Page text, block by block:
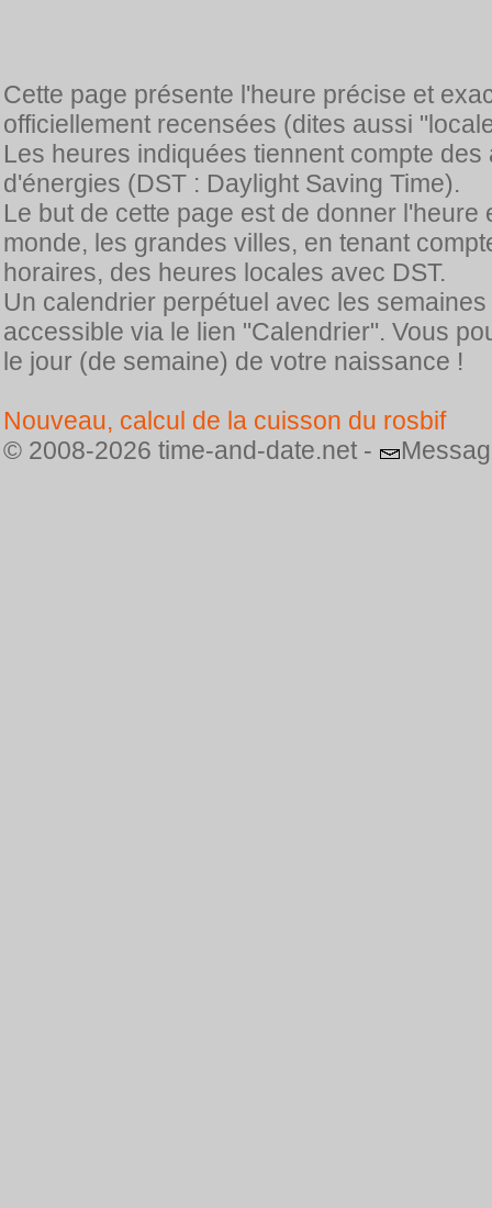
Cette page présente l'heure précise et
officiellement recensées (dites aussi
Les heures indiquées tiennent compte
d'énergies (DST : Daylight Saving Time).
Le but de cette page est de donner
monde, les grandes villes, en tenant
horaires, des heures locales avec DST.
Un calendrier perpétuel avec les
accessible via le lien "Calendrier". Vous
le jour (de semaine) de votre naissance !
Nouveau, calcul de la cuisson du rosbif
© 2008-2026 time-and-date.net -